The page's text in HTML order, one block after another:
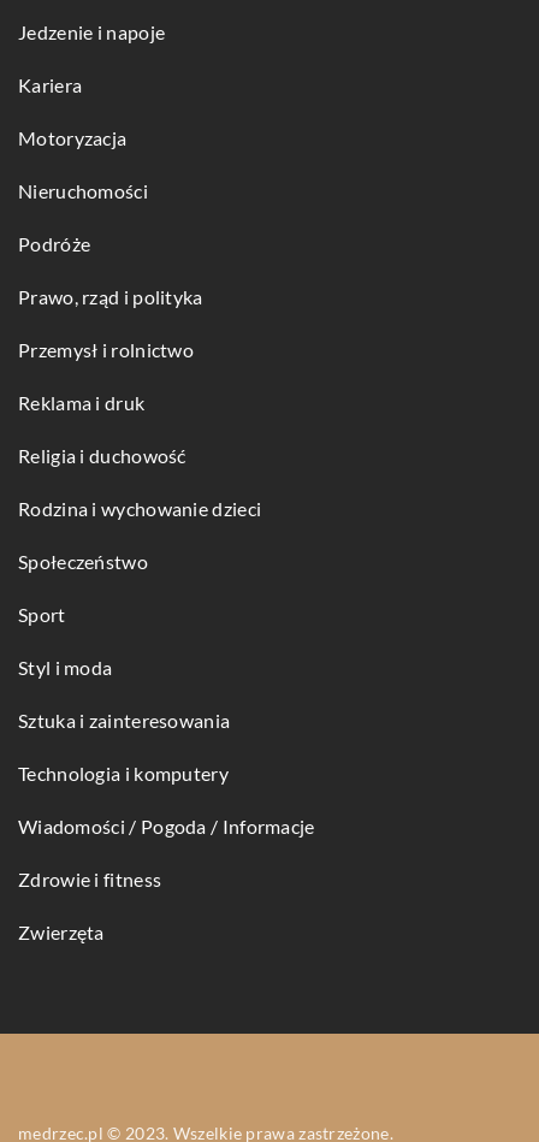
Jedzenie i napoje
Kariera
Motoryzacja
Nieruchomości
Podróże
Prawo, rząd i polityka
Przemysł i rolnictwo
Reklama i druk
Religia i duchowość
Rodzina i wychowanie dzieci
Społeczeństwo
Sport
Styl i moda
Sztuka i zainteresowania
Technologia i komputery
Wiadomości / Pogoda / Informacje
Zdrowie i fitness
Zwierzęta
medrzec.pl © 2023. Wszelkie prawa zastrzeżone.